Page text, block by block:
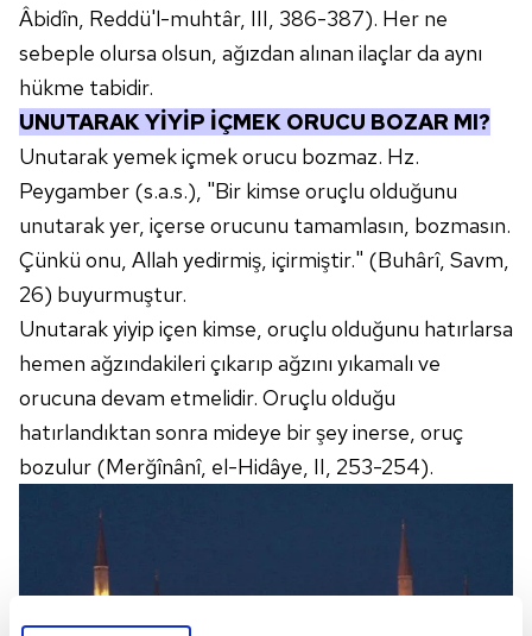
Âbidîn, Reddü'l-muhtâr, III, 386-387). Her ne
sebeple olursa olsun, ağızdan alınan ilaçlar da aynı
hükme tabidir.
UNUTARAK YİYİP İÇMEK ORUCU BOZAR MI?
Unutarak yemek içmek orucu bozmaz. Hz.
Peygamber (s.a.s.), "Bir kimse oruçlu olduğunu
unutarak yer, içerse orucunu tamamlasın, bozmasın.
Çünkü onu, Allah yedirmiş, içirmiştir." (Buhârî, Savm,
26) buyurmuştur.
Unutarak yiyip içen kimse, oruçlu olduğunu hatırlarsa
hemen ağzındakileri çıkarıp ağzını yıkamalı ve
orucuna devam etmelidir. Oruçlu olduğu
hatırlandıktan sonra mideye bir şey inerse, oruç
bozulur (Merğînânî, el-Hidâye, II, 253-254).